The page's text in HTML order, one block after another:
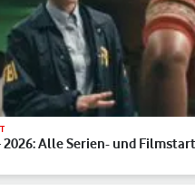
2026: Alle Serien- und